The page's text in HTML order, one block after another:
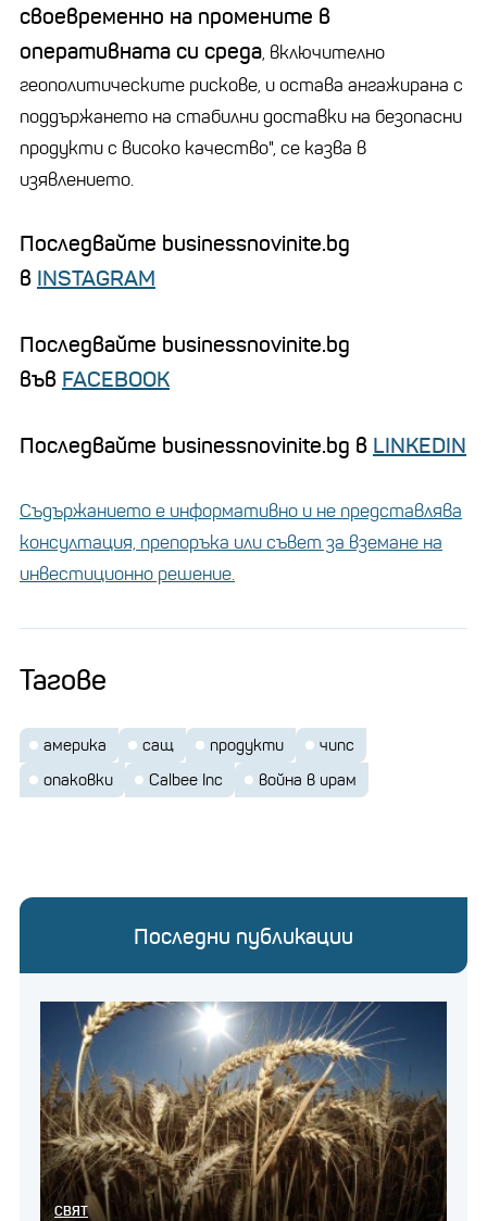
своевременно на промените в
оперативната си среда, включително
геополитическите рискове, и остава ангажирана с
поддържането на стабилни доставки на безопасни
продукти с високо качество", се казва в
изявлението.
Последвайте businessnovinite.bg
в INSTAGRAM
Последвайте businessnovinite.bg
във FACEBOOK
Последвайте businessnovinite.bg в LINKEDIN
Съдържанието е информативно и не представлява
консултация, препоръка или съвет за вземане на
инвестиционно решение.
Тагове
америка сащ продукти
чипс
опаковки
Calbee Inc война в ирам
Последни публикации
СВЯТ